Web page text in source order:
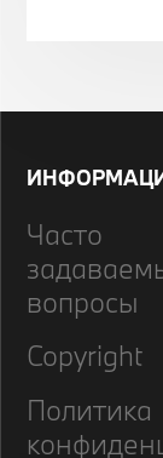
Часто
вопросы
Copyright
Политика